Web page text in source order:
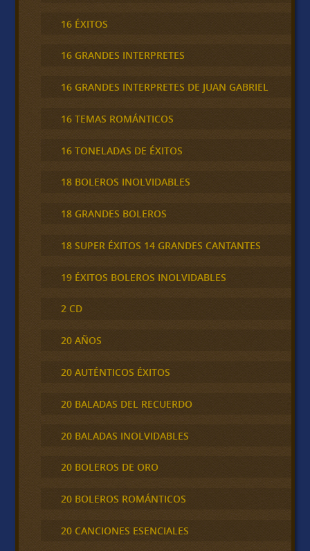
16 ÉXITOS
16 GRANDES INTERPRETES
16 GRANDES INTERPRETES DE JUAN GABRIEL
16 TEMAS ROMÁNTICOS
16 TONELADAS DE ÉXITOS
18 BOLEROS INOLVIDABLES
18 GRANDES BOLEROS
18 SUPER ÉXITOS 14 GRANDES CANTANTES
19 ÉXITOS BOLEROS INOLVIDABLES
2 CD
20 AÑOS
20 AUTÉNTICOS ÉXITOS
20 BALADAS DEL RECUERDO
20 BALADAS INOLVIDABLES
20 BOLEROS DE ORO
20 BOLEROS ROMÁNTICOS
20 CANCIONES ESENCIALES